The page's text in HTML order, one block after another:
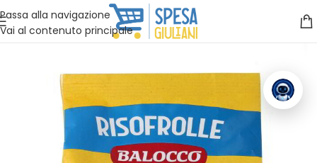
Passa alla navigazione
Vai al contenuto principale
Vuoi assistenza?Clicca qui e ti richiamiamo noi